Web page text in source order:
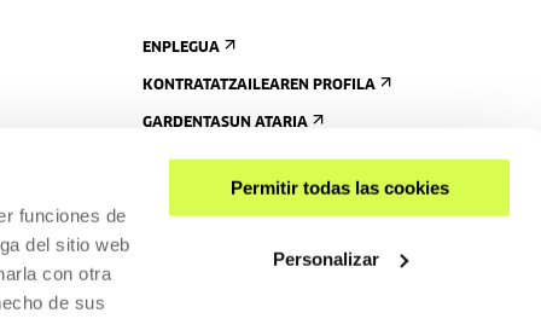
funciones de
del sitio web
con otra
de sus
Permitir todas las cookies
Personalizar
ENPLEGUA
KONTRATATZAILEAREN PROFILA
GARDENTASUN ATARIA